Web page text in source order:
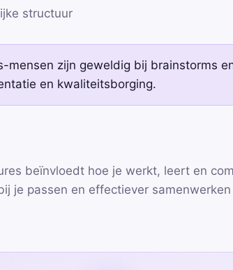
structuur
mensen zijn geweldig bij brainstorms
en kwaliteitsborging.
beïnvloedt hoe je werkt, leert en
je passen en effectiever